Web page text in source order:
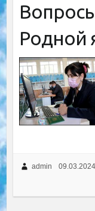
Родной
admin 09.03.2024